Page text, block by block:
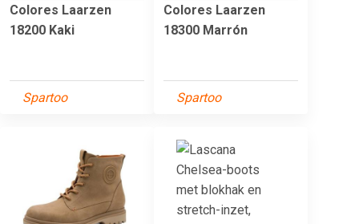
Colores Laarzen
18200 Kaki
Spartoo
Colores Laarzen
18300 Marrón
Spartoo